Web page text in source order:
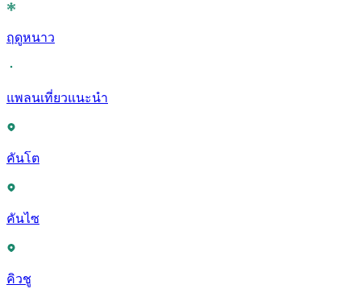
ฤดูหนาว
แพลนเที่ยวแนะนำ
คันโต
คันไซ
คิวชู